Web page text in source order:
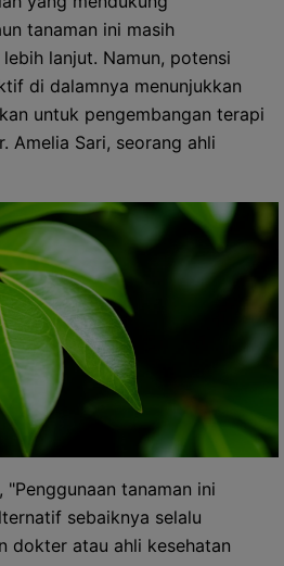
tanaman ini masih
lanjut. Namun, potensi
di dalamnya menunjukkan
untuk pengembangan terapi
Amelia Sari, seorang ahli
"Penggunaan tanaman ini
sebaiknya selalu
dokter atau ahli kesehatan